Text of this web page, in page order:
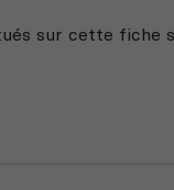
sur cette fiche